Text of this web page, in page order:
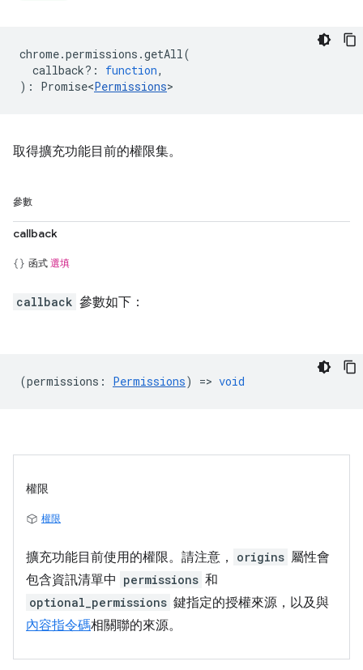
chrome.permissions .getAll(
callback? : function,
) : Promise<Permissions>
取得擴充功能目前的權限集。
參數
callback
函式 選填
callback 參數如下：
(permissions : Permissions) => void
權限
權限
擴充功能目前使用的權限。請注意， origins 屬性會
包含資訊清單中 permissions 和
optional_permissions 鍵指定的授權來源，以及與
內容指令碼相關聯的來源。